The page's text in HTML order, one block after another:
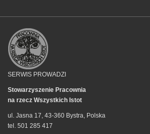
SERWIS PROWADZI
Stowarzyszenie Pracownia
na rzecz Wszystkich Istot
ul. Jasna 17, 43-360 Bystra, Polska
tel. 501 285 417